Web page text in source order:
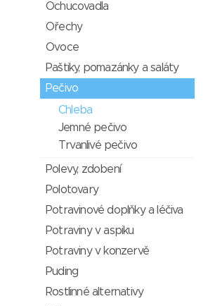
Ochucovadla
Ořechy
Ovoce
Paštiky, pomazánky a saláty
Pečivo
Chleba
Jemné pečivo
Trvanlivé pečivo
Polevy, zdobení
Polotovary
Potravinové doplňky a léčiva
Potraviny v aspiku
Potraviny v konzervě
Puding
Rostlinné alternativy